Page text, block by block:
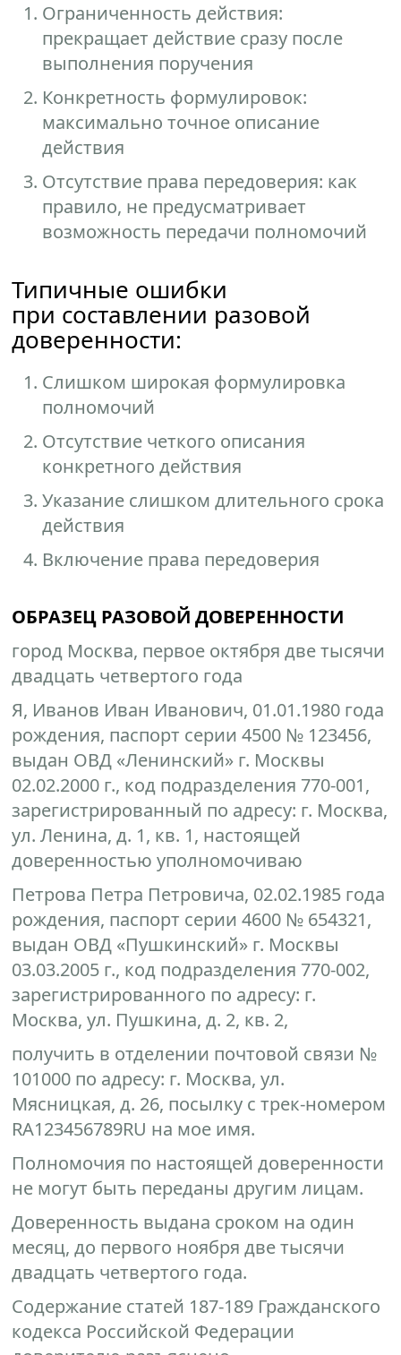
Ограниченность действия:
прекращает действие сразу после
выполнения поручения
Конкретность формулировок:
максимально точное описание
действия
Отсутствие права передоверия: как
правило, не предусматривает
возможность передачи полномочий
Типичные ошибки
при составлении разовой
доверенности:
Слишком широкая формулировка
полномочий
Отсутствие четкого описания
конкретного действия
Указание слишком длительного срока
действия
Включение права передоверия
ОБРАЗЕЦ РАЗОВОЙ ДОВЕРЕННОСТИ
город Москва, первое октября две тысячи
двадцать четвертого года
Я, Иванов Иван Иванович, 01.01.1980 года
рождения, паспорт серии 4500 № 123456,
выдан ОВД «Ленинский» г. Москвы
02.02.2000 г., код подразделения 770-001,
зарегистрированный по адресу: г. Москва,
ул. Ленина, д. 1, кв. 1, настоящей
доверенностью уполномочиваю
Петрова Петра Петровича, 02.02.1985 года
рождения, паспорт серии 4600 № 654321,
выдан ОВД «Пушкинский» г. Москвы
03.03.2005 г., код подразделения 770-002,
зарегистрированного по адресу: г.
Москва, ул. Пушкина, д. 2, кв. 2,
получить в отделении почтовой связи №
101000 по адресу: г. Москва, ул.
Мясницкая, д. 26, посылку с трек-номером
RA123456789RU на мое имя.
Полномочия по настоящей доверенности
не могут быть переданы другим лицам.
Доверенность выдана сроком на один
месяц, до первого ноября две тысячи
двадцать четвертого года.
Содержание статей 187-189 Гражданского
кодекса Российской Федерации